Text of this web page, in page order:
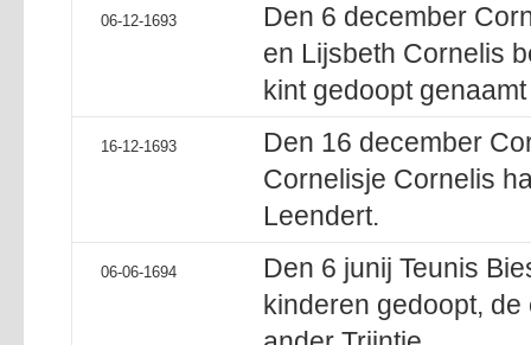
06-12-1693
Den 6 december
en Lijsbeth Cornelis
kint gedoopt
16-12-1693
Den 16 december
Cornelisje Cornelis
Leendert.
06-06-1694
Den 6 junij Teunis
kinderen gedoopt, de